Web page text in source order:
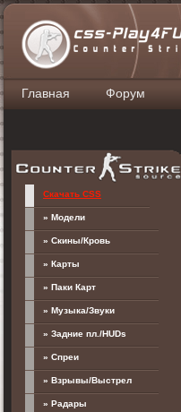
Главная Форум
Скачать CSS
» Модели
» Скины/Кровь
» Карты
» Паки Карт
» Музыка/Звуки
» Задние пл./HUDs
» Спреи
» Взрывы/Выстрел
» Радары